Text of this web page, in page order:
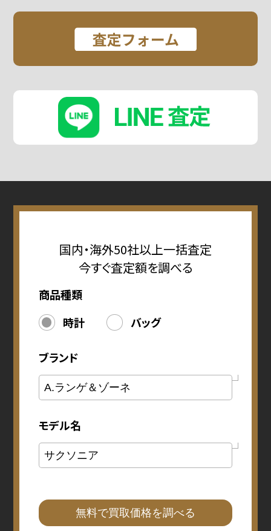
国内・海外50社以上一括査定
今すぐ査定額を調べる
商品種類
時計
バッグ
ブランド
モデル名